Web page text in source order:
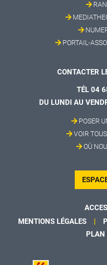
PORTAIL-
CONTACTER
TÉL 04
DU LUNDI AU
POSER
VOIR
OÙ
MENTIONS LÉGALES
PLAN